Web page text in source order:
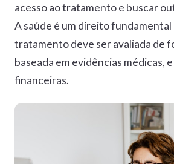
acesso ao tratamento e buscar
A saúde é um direito fundamental
tratamento deve ser avaliada de
baseada em evidências médicas,
financeiras.